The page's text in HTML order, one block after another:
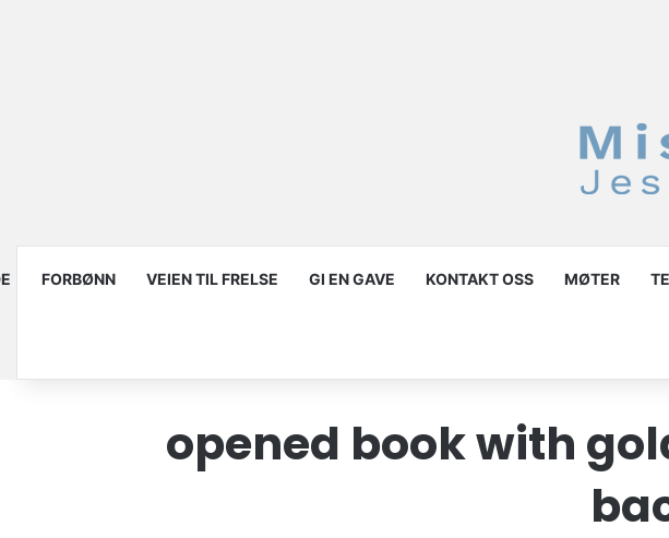
FORBØNN VEIEN TIL FRELSE GI EN GAVE KONTAKT OSS MØTER
opened book with